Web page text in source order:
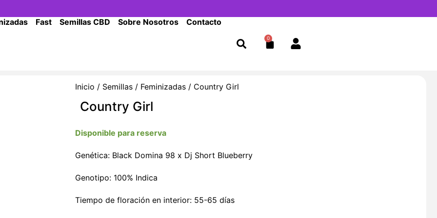
Fast Semillas CBD Sobre Nosotros Contacto
0
Cart
Inicio / Semillas/ Feminizadas/ Country Girl
Country Girl
Disponible para reserva
Genética: Black Domina 98 x Dj Short Blueberry
Genotipo: 100% Indica
Tiempo de floración en interior: 55-65 días